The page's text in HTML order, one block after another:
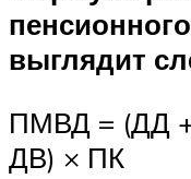
выглядит
ПМВД = (ДД
ДВ) × ПК